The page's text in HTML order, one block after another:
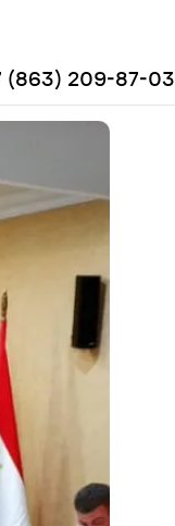
(863) 209-87-03